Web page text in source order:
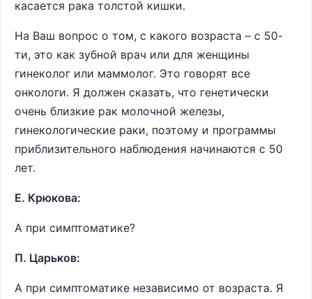
касается рака толстой кишки.
На Ваш вопрос о том, с какого возраста – с 50-
ти, это как зубной врач или для женщины
гинеколог или маммолог. Это говорят все
онкологи. Я должен сказать, что генетически
очень близкие рак молочной железы,
гинекологические раки, поэтому и программы
приблизительного наблюдения начинаются с 50
лет.
Е. Крюкова:
А при симптоматике?
П. Царьков:
А при симптоматике независимо от возраста. Я